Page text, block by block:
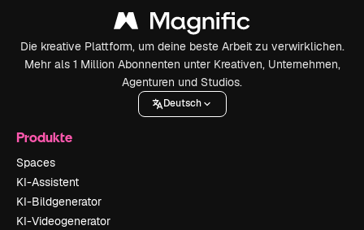
Die kreative Plattform, um deine beste Arbeit zu verwirklichen.
Mehr als 1 Million Abonnenten unter Kreativen, Unternehmen,
Agenturen und Studios.
Deutsch
Produkte
Spaces
KI-Assistent
KI-Bildgenerator
KI-Videogenerator